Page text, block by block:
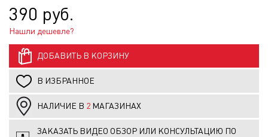
390 руб.
Нашли дешевле?
ДОБАВИТЬ В КОРЗИНУ
В ИЗБРАННОЕ
НАЛИЧИЕ В 2 МАГАЗИНАХ
ЗАКАЗАТЬ ВИДЕО ОБЗОР ИЛИ КОНСУЛЬТАЦИЮ ПО